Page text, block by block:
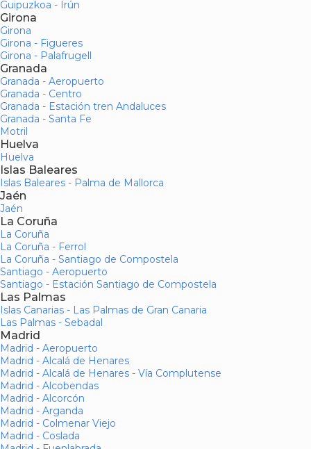
Guipuzkoa - Irún
Girona
Girona
Girona - Figueres
Girona - Palafrugell
Granada
Granada - Aeropuerto
Granada - Centro
Granada - Estación tren Andaluces
Granada - Santa Fe
Motril
Huelva
Huelva
Islas Baleares
Islas Baleares - Palma de Mallorca
Jaén
Jaén
La Coruña
La Coruña
La Coruña - Ferrol
La Coruña - Santiago de Compostela
Santiago - Aeropuerto
Santiago - Estación Santiago de Compostela
Las Palmas
Islas Canarias - Las Palmas de Gran Canaria
Las Palmas - Sebadal
Madrid
Madrid - Aeropuerto
Madrid - Alcalá de Henares
Madrid - Alcalá de Henares - Vía Complutense
Madrid - Alcobendas
Madrid - Alcorcón
Madrid - Arganda
Madrid - Colmenar Viejo
Madrid - Coslada